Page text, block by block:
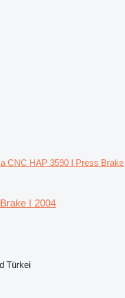
CNC HAP 3590 I Press Brake
I 2004
Türkei